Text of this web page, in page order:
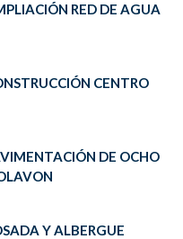
RED DE AGUA
CENTRO
DE OCHO
Y ALBERGUE